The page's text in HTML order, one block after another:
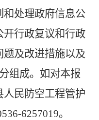
和处理政府信息公
开行政复议和行政
及改进措施以及
组成。如对本报
民防空工程管护
6257019。